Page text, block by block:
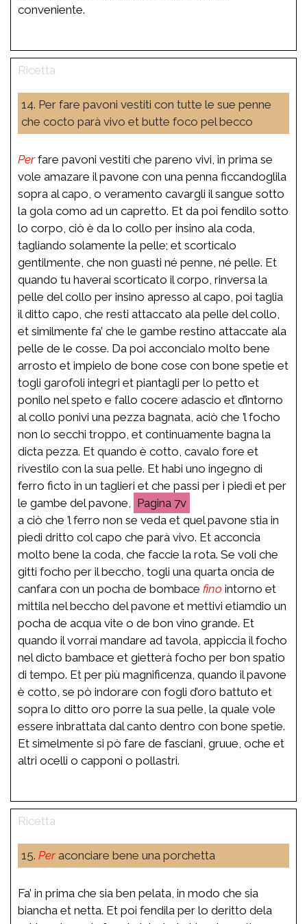
conveniente.
14. Per fare pavoni vestiti con tutte le sue penne
che cocto parà vivo et butte foco pel becco
Perfare pavoni vestiti che pareno vivi, in prima se
vole amazare il pavone con una penna ficcandoglila
sopra al capo, o veramento cavargli il sangue sotto
la gola como ad un capretto. Et da poi fendilo sotto
lo corpo, ciò è da lo collo per insino ala coda,
tagliando solamente la pelle; et scorticalo
gentilmente, che non guasti né penne, né pelle. Et
quando tu haverai scorticato il corpo, rinversa la
pelle del collo per insino apresso al capo, poi taglia
il ditto capo, che resti attaccato ala pelle del collo,
et similmente fa’ che le gambe restino attaccate ala
pelle de le cosse. Da poi acconcialo molto bene
arrosto et impielo de bone cose con bone spetie et
togli garofoli integri et piantagli per lo petto et
ponilo nel speto e fallo cocere adascio et d’intorno
al collo ponivi una pezza bagnata, aciò che ’l focho
non lo secchi troppo, et continuamente bagna la
dicta pezza. Et quando è cotto, cavalo fore et
rivestilo con la sua pelle. Et habi uno ingegno di
ferro ficto in un taglieri et che passi per i piedi et per
le gambe del pavone,
7v
a ciò che ’l ferro non se veda et quel pavone stia in
piedi dritto col capo che parà vivo. Et acconcia
molto bene la coda, che faccie la rota. Se voli che
gitti focho per il beccho, togli una quarta oncia de
canfara con un pocha de bombace fino intorno et
mittila nel beccho del pavone et mettivi etiamdio un
pocha de acqua vite o de bon vino grande. Et
quando il vorrai mandare ad tavola, appiccia il focho
nel dicto bambace et gietterà focho per bon spatio
di tempo. Et per più magnificenza, quando il pavone
è cotto, se pò indorare con fogli d’oro battuto et
sopra lo ditto oro porre la sua pelle, la quale vole
essere inbrattata dal canto dentro con bone spetie.
Et simelmente si pò fare de fasciani, gruue, oche et
altri ocelli o capponi o pollastri.
15. Peraconciare bene una porchetta
Fa’ in prima che sia ben pelata, in modo che sia
biancha et netta. Et poi fendila per lo deritto dela